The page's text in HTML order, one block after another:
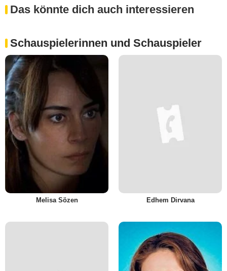
Das könnte dich auch interessieren
Schauspielerinnen und Schauspieler
Melisa Sözen Edhem Dirvana